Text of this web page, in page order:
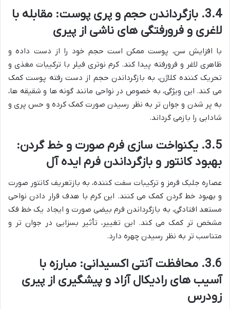
3.4. بازگرداندن حجم و پری پوست: مقابله با
لاغری و فرورفتگی های ناشی از پیری
با افزایش سن، پوست ممکن است حجم خود را از دست داده و
ظاهری لاغر و فرورفته پیدا کند. کرم نوتری فیلر با ترکیبات مغذی و
تحریک کننده کلاژن، به بازگرداندن حجم از دست رفته پوست کمک
می کند. این ویژگی، به خصوص در نواحی مانند گونه ها و شقیقه ها،
به پر شدن و جوان تر به نظر رسیدن صورت کمک کرده و حس پری و
شادابی را بازمی گرداند.
3.5. یکنواخت سازی فرم صورت و خط گردن:
بهبود کانتور و بازگرداندن فرم ایده آل
عصاره جلبک قرمز و ترکیبات سفت کننده، به بازتعریف کانتور صورت
و بهبود خط گردن کمک می کنند. این کرم با هدف قرار دادن نواحی
مستعد افتادگی، به بازگرداندن فرم بیضی صورت و ایجاد یک خط فک
مشخص تر کمک می کند. این تغییر، تأثیر بسزایی در جوان تر و
متناسب تر به نظر رسیدن چهره دارد.
3.6. محافظت آنتی اکسیدانی: مبارزه با
آسیب های رادیکال آزاد و پیشگیری از پیری
زودرس